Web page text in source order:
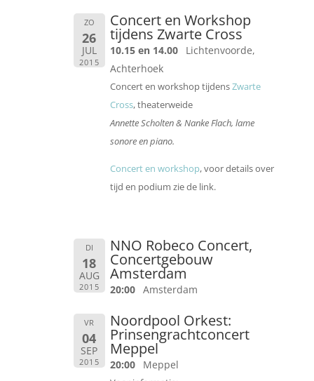
ZO
26
JUL
2015
Concert en Workshop
tijdens Zwarte Cross
10.15 en 14.00
Lichtenvoorde,
Achterhoek
Concert en workshop tijdensZwarte
Cross, theaterweide
Annette Scholten & Nanke Flach, lame
sonore en piano.
Concert en workshop, voor details over
tijd en podium zie de link.
DI
18
AUG
2015
NNO Robeco Concert,
Concertgebouw
Amsterdam
20:00 Amsterdam
VR
04
SEP
2015
Noordpool Orkest:
Prinsengrachtconcert
Meppel
20:00 Meppel